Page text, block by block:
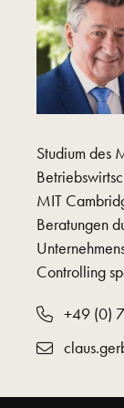
Studium des
MIT
Beratungen
Controlling
+49 (0)